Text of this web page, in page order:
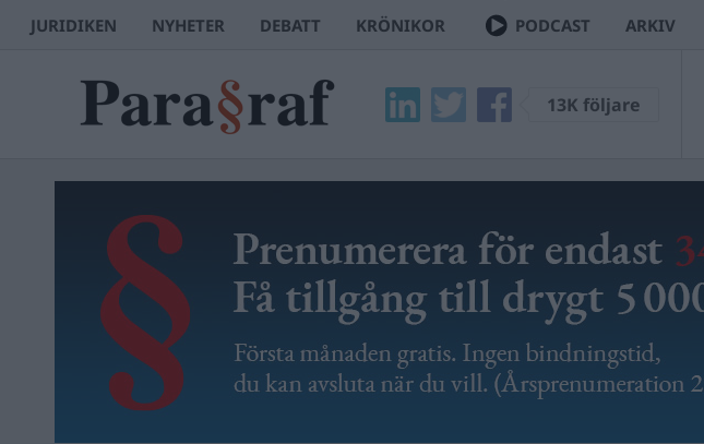
JURIDIKEN NYHETER DEBATT KRÖNIKOR PODCAST ARKIV
13K följare